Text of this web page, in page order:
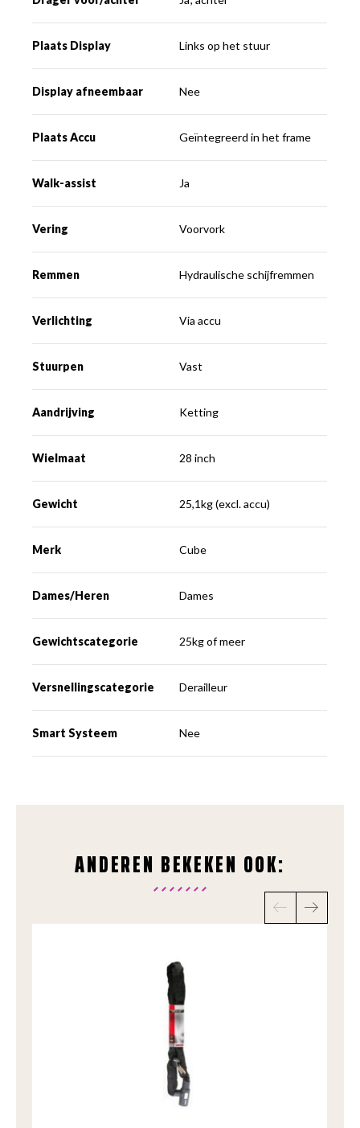
Plaats Display Links op het stuur
Display afneembaar Nee
Plaats Accu Geïntegreerd in het frame
Walk-assist Ja
Vering Voorvork
Remmen Hydraulische schijfremmen
Verlichting Via accu
Stuurpen Vast
Aandrijving Ketting
Wielmaat 28 inch
Gewicht 25,1kg (excl. accu)
Merk Cube
Dames/Heren Dames
Gewichtscategorie 25kg of meer
Versnellingscategorie Derailleur
Smart Systeem Nee
ANDEREN BEKEKEN OOK: